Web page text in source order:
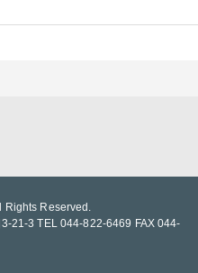
Rights Reserved.
21-3 TEL 044-822-6469 FAX 044-